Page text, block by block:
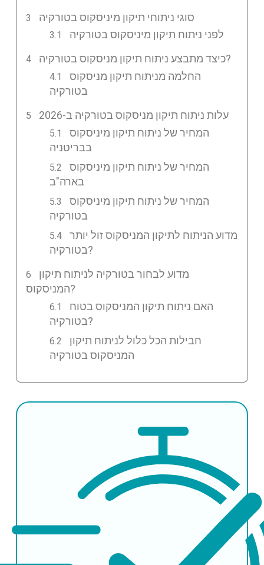
סוגי ניתוחי תיקון מיניסקוס בטורקיה
לפני ניתוח תיקון מיניסקוס בטורקיה
כיצד מתבצע ניתוח תיקון מניסקוס בטורקיה?
החלמה מניתוח תיקון מניסקוס
בטורקיה
עלות ניתוח תיקון מניסקוס בטורקיה ב-2026
המחיר של ניתוח תיקון מיניסקוס
בבריטניה
המחיר של ניתוח תיקון מיניסקוס
בארה"ב
המחיר של ניתוח תיקון מיניסקוס
בטורקיה
מדוע הניתוח לתיקון המניסקוס זול יותר
בטורקיה?
מדוע לבחור בטורקיה לניתוח תיקון
המניסקוס?
האם ניתוח תיקון המניסקוס בטוח
בטורקיה?
חבילות הכל כלול לניתוח תיקון
המניסקוס בטורקיה